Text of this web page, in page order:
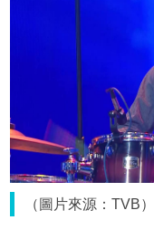
（圖片來源：TVB）